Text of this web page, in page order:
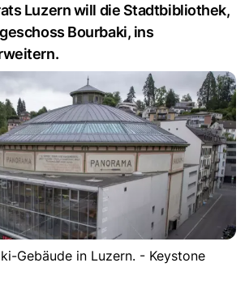
Luzern will die Stadtbibliothek,
Bourbaki, ins
Gebäude in Luzern. - Keystone